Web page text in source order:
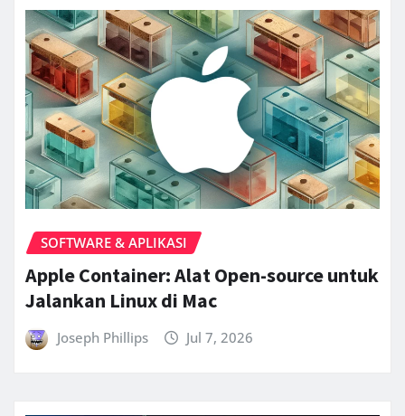
SOFTWARE & APLIKASI
Apple Container: Alat Open-source untuk
Jalankan Linux di Mac
Joseph Phillips Jul 7, 2026